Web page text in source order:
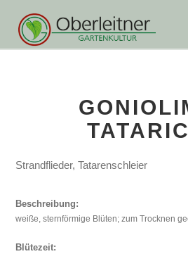
Strandflieder, Tatarenschleier
Beschreibung:
weiße, sternförmige Blüten; zum Trocknen
Blütezeit: